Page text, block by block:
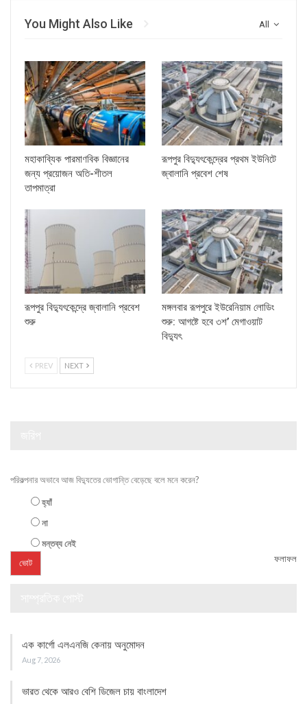
All
You Might Also Like
মহাকাব্যিক পারমাণবিক বিজ্ঞানের
জন্য প্রয়োজন অতি-শীতল
তাপমাত্রা
রূপপুর বিদ্যুৎকেন্দ্রের প্রথম ইউনিটে
জ্বালানি প্রবেশ শেষ
রূপপুর বিদ্যুৎকেন্দ্রে জ্বালানি প্রবেশ
শুরু
মঙ্গলবার রূপপুরে ইউরেনিয়াম লোডিং
শুরু: আগষ্টে হবে ৩শ’ মেগাওয়াট
বিদ্যুৎ
PREV NEXT
পরিকল্পনার অভাবে আজ বিদ্যুতের ভোগান্তি বেড়েছে বলে মনে করেন?
হ্যাঁ
না
মন্তব্য নেই
ফলাফল
এক কার্গো এলএনজি কেনায় অনুমোদন
Aug 7, 2026
ভারত থেকে আরও বেশি ডিজেল চায় বাংলাদেশ